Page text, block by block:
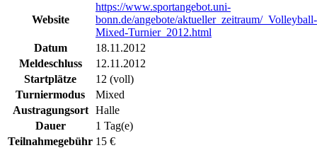
Website
https://www.sportangebot.uni-
bonn.de/angebote/aktueller_zeitraum/_Volleyball-
Mixed-Turnier_2012.html
Datum
18.11.2012
Meldeschluss
12.11.2012
Startplätze
12 (voll)
Turniermodus
Mixed
Austragungsort
Halle
Dauer
1 Tag(e)
Teilnahmegebühr 15 €